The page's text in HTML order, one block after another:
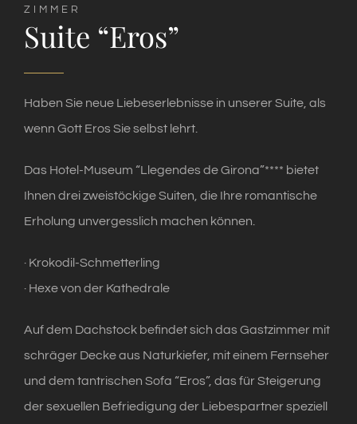
ZIMMER
Suite “Eros”
Haben Sie neue Liebeserlebnisse in unserer Suite, als
wenn Gott Eros Sie selbst lehrt.
Das Hotel-Museum “Llegendes de Girona”**** bietet
Ihnen drei zweistöckige Suiten, die Ihre romantische
Erholung unvergesslich machen können.
· Krokodil-Schmetterling
· Hexe von der Kathedrale
Auf dem Dachstock befindet sich das Gastzimmer mit
schräger Decke aus Naturkiefer, mit einem Fernseher
und dem tantrischen Sofa “Eros”, das für Steigerung
der sexuellen Befriedigung der Liebespartner speziell